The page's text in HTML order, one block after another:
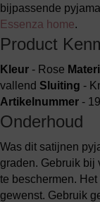
bijpassende
Essenza home.
Product
Kleur - Rose
vallend Sluiting -
Artikelnummer -
Onderhoud
Was dit satijnen
graden. Gebruik bij
te beschermen.
gewenst. Gebruik